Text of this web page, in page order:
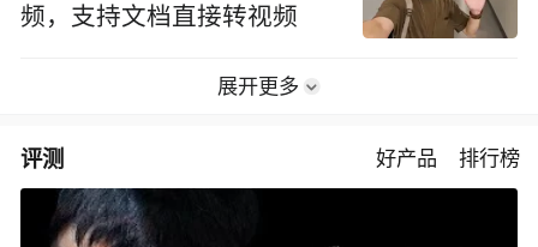
频，支持文档直接转视频
展开更多
评测 好产品 排行榜